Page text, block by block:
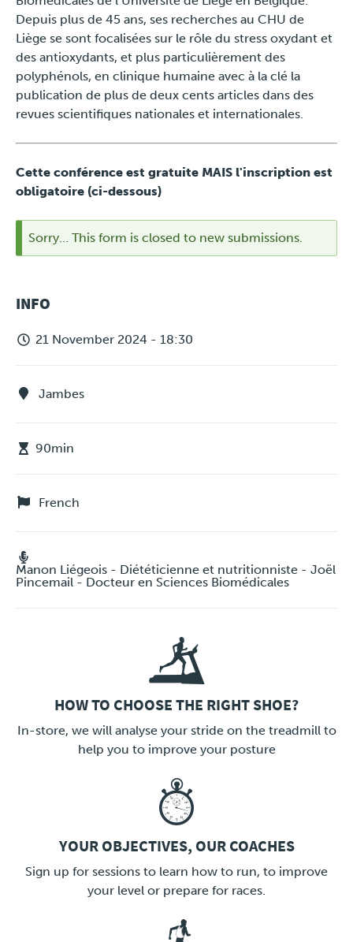
Depuis plus de 45 ans, ses recherches au CHU de
Liège se sont focalisées sur le rôle du stress oxydant et
des antioxydants, et plus particulièrement des
polyphénols, en clinique humaine avec à la clé la
publication de plus de deux cents articles dans des
revues scientifiques nationales et internationales.
Cette conférence est gratuite MAIS l'inscription est
obligatoire (ci-dessous)
STATUS
Sorry… This form is closed to new submissions.
INFO
21 November 2024 - 18:30
Jambes
90min
French
Manon Liégeois - Diététicienne et nutritionniste - Joël
Pincemail - Docteur en Sciences Biomédicales
HOW TO CHOOSE THE RIGHT SHOE?
In-store, we will analyse your stride on the treadmill to
help you to improve your posture
LINK
YOUR OBJECTIVES, OUR COACHES
Sign up for sessions to learn how to run, to improve
your level or prepare for races.